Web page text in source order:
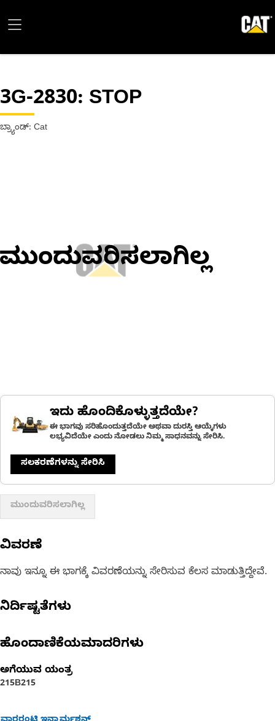
3G-2830: STOP
ಬ್ರ್ಯಾಂಡ್: Cat
ಮುಂದುವರಿಸಲಾಗಿಲ್ಲ
ಇದು ಹೊಂದಿಕೊಳ್ಳುತ್ತದೆಯೇ?
ಈ ಭಾಗವು ಸರಿಹೊಂದುತ್ತದೆಯೇ ಅಥವಾ ದುರಸ್ತಿ ಆಯ್ಕೆಗಳು
ಲಭ್ಯವಿದೆಯೇ ಎಂದು ನೋಡಲು ನಿಮ್ಮ ಸಾಧನವನ್ನು ಸೇರಿಸಿ.
ಸಲಕರಣೆಗಳನ್ನು ಸೇರಿಸಿ
ಮುಂದುವರಿಸಲಾಗಿಲ್ಲ
ವಿವರಣೆ
ನಾವು ಇನ್ನೂ ಈ ಭಾಗಕ್ಕೆ ವಿವರಣೆಯನ್ನು ಸೇರಿಸುವ ಕೆಲಸ ಮಾಡುತ್ತಿದ್ದೇವೆ.
ನಿರ್ದಿಷ್ಟತೆಗಳು
ಹೊಂದಾಣಿಕೆಯಮಾದರಿಗಳು
ಅಗೆಯುವ ಯಂತ್ರ
215B215